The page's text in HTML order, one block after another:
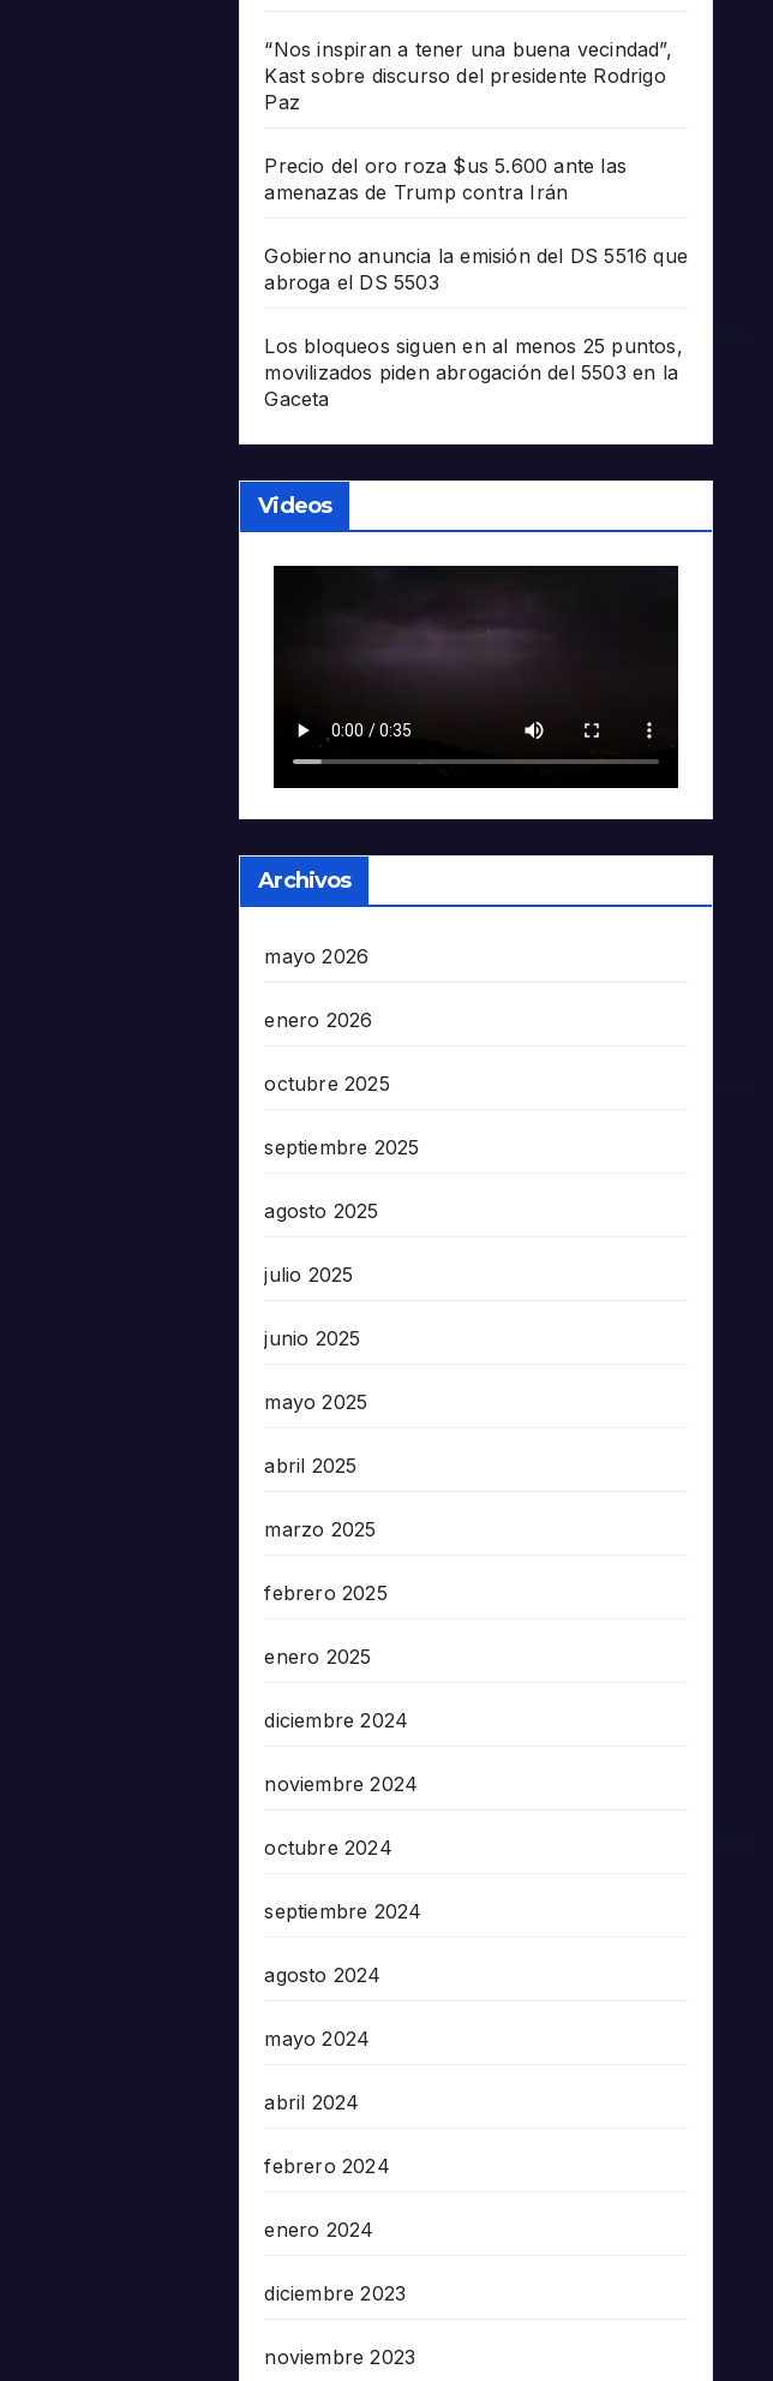
“Nos inspiran a tener una buena vecindad”,
Kast sobre discurso del presidente Rodrigo
Paz
Precio del oro roza $us 5.600 ante las
amenazas de Trump contra Irán
Gobierno anuncia la emisión del DS 5516 que
abroga el DS 5503
Los bloqueos siguen en al menos 25 puntos,
movilizados piden abrogación del 5503 en la
Gaceta
Videos
Archivos
mayo 2026
enero 2026
octubre 2025
septiembre 2025
agosto 2025
julio 2025
junio 2025
mayo 2025
abril 2025
marzo 2025
febrero 2025
enero 2025
diciembre 2024
noviembre 2024
octubre 2024
septiembre 2024
agosto 2024
mayo 2024
abril 2024
febrero 2024
enero 2024
diciembre 2023
noviembre 2023